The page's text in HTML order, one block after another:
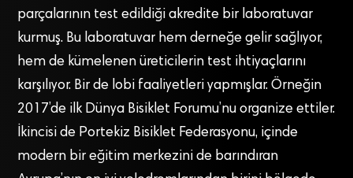
parçalarının test edildiği akredite bir laboratuvar
kurmuş. Bu laboratuvar hem derneğe gelir sağlıyor,
hem de kümelenen üreticilerin test ihtiyaçlarını
karşılıyor. Bir de lobi faaliyetleri yapmışlar. Örneğin
2017’de ilk Dünya Bisiklet Forumu’nu organize ettiler.
İkincisi de Portekiz Bisiklet Federasyonu, içinde
modern bir eğitim merkezini de barındıran